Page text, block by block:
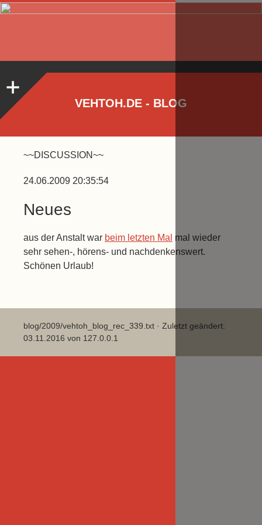
VEHTOH.DE - BLOG
~~DISCUSSION~~
24.06.2009 20:35:54
Neues
aus der Anstalt war beim letzten Mal mal wieder
sehr sehen-, hörens- und nachdenkenswert.
Schönen Urlaub!
blog/2009/vehtoh_blog_rec_339.txt · Zuletzt geändert:
03.11.2016 von 127.0.0.1